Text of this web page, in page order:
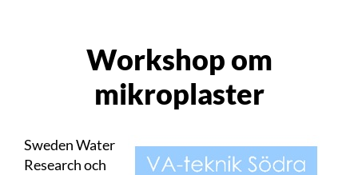
Workshop om
mikroplaster
Sweden Water
Research och